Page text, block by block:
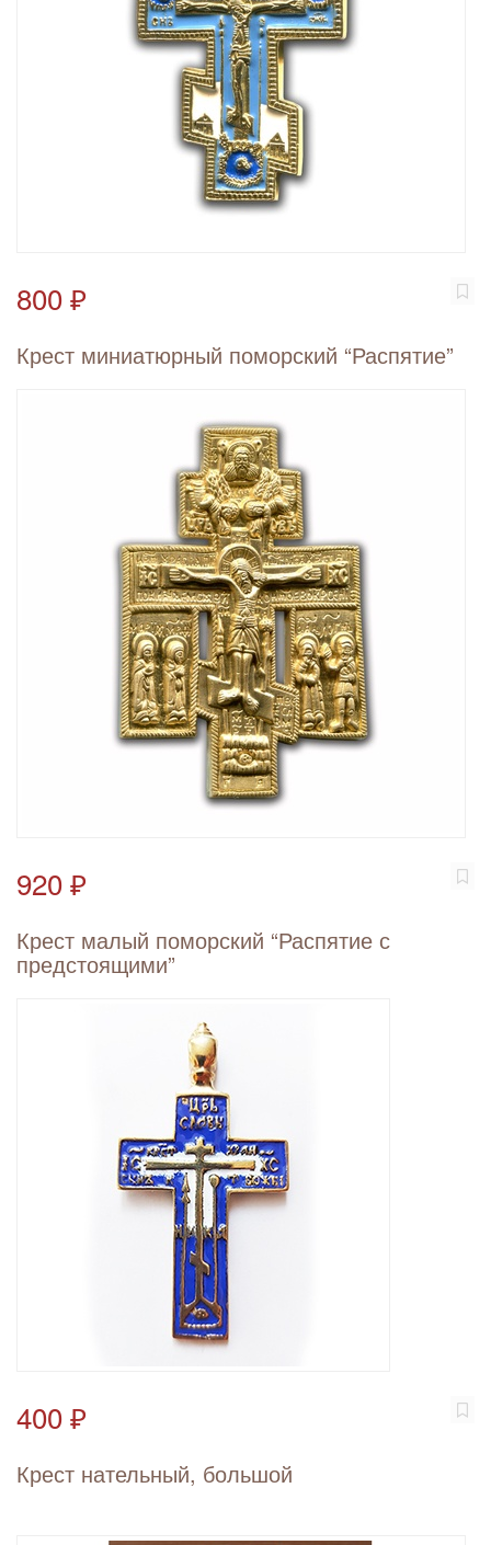
800 ₽
Крест миниатюрный поморский “Распятие”
920 ₽
Крест малый поморский “Распятие с
предстоящими”
400 ₽
Крест нательный, большой